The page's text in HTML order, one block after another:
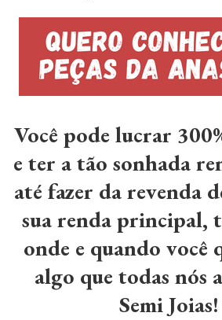
Você pode lucrar
e ter a tão sonhada
até fazer da revenda
sua renda principal,
onde e quando você
algo que todas nós
Semi Joias!